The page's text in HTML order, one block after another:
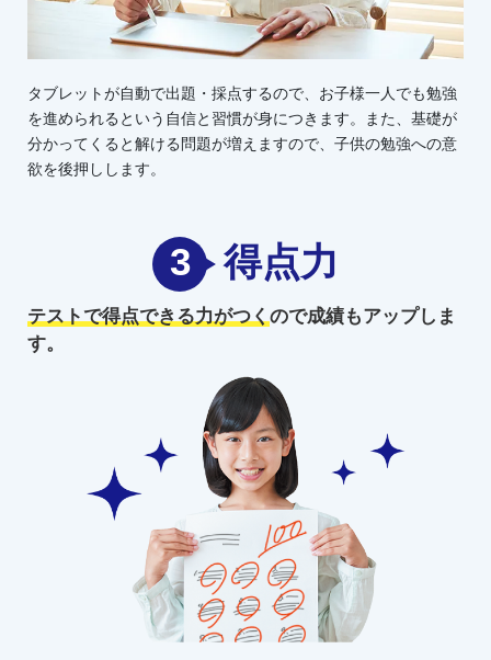
タブレットが自動で出題・採点するので、お子様一人でも勉強
を進められるという自信と習慣が身につきます。また、基礎が
分かってくると解ける問題が増えますので、子供の勉強への意
欲を後押しします。
3 得点力
テストで得点できる力がつくので成績もアップしま
す。